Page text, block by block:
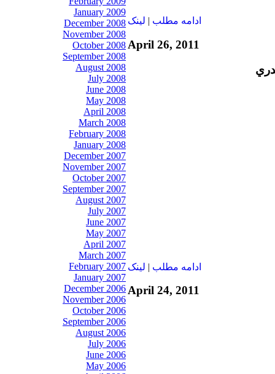
January 2009
December 2008
November 2008
October 2008
September 2008
August 2008
July 2008
June 2008
May 2008
April 2008
March 2008
February 2008
January 2008
December 2007
November 2007
October 2007
September 2007
August 2007
July 2007
June 2007
May 2007
April 2007
March 2007
February 2007
January 2007
December 2006
November 2006
October 2006
September 2006
August 2006
July 2006
June 2006
May 2006
ادامه مطلب | لينک
April 26, 2011
ادامه مطلب | لينک
April 24, 2011